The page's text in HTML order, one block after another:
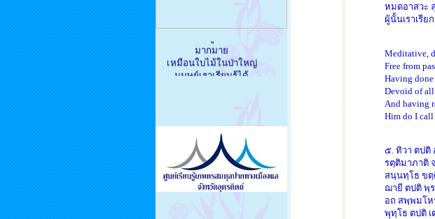
'องค์ความรู้ในโลกนี้มี
มากมาย
เหมือนใบไม้ในป่าใหญ่
มนุษย์เราเรียนรู้ได้
แค่ใบไม้หนึ่งกำมือของ
นั่นคือกุศลอันใหญ่ยิ่ง'
องค์พระสัมมาสัมพุทธเจ้า
หมดอาสวะ
ผู้นั้นเราเรี
Meditative,
Free from
Having
Devoid of
And having
Him do I call
๕. ทิวา ตปติ
รตฺติมาภาติ
สนฺนทฺโธ ขตฺ
ฌายี ตปติ พฺ
อถ สพฺพมโห
พุทฺโธ ตปติ